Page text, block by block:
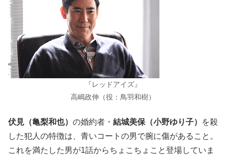
『レッドアイズ』
高嶋政伸（役：鳥羽和樹）
伏見（亀梨和也） の婚約者・ 結城美保（小野ゆり子）
を殺
した犯人の特徴は、青いコートの男で腕に傷があること。
これを満たした男が1話からちょこちょこと登場していま